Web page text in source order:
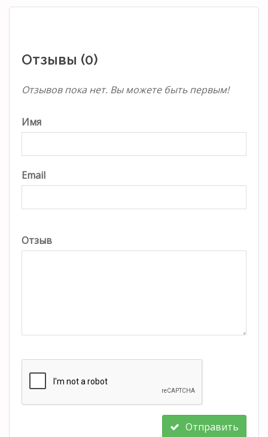
Отзывы (0)
Отзывов пока нет. Вы можете быть первым!
Имя
Email
Отзыв
Отправить